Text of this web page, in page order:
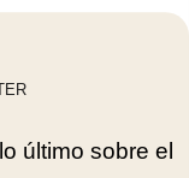
último sobre el